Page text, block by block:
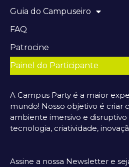
Guia do Campuseiro
FAQ
Patrocine
Painel do Participante
A Campus Party é a maior
mundo! Nosso objetivo é criar
ambiente imersivo e
tecnologia, criatividade,
Assine a nossa Newsletter e